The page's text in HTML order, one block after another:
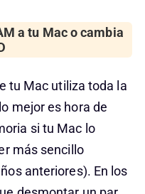
a tu Mac o cambia
tu Mac utiliza toda la
mejor es hora de
si tu Mac lo
más sencillo
anteriores). En los